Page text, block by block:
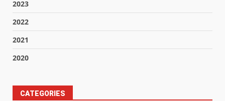
2023
2022
2021
2020
CATEGORIES